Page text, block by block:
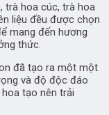
trà hoa cúc, trà hoa
liệu đều được chọn
mang đến hương
thức.
đã tạo ra một một
và độ độc đáo
tạo nên trải